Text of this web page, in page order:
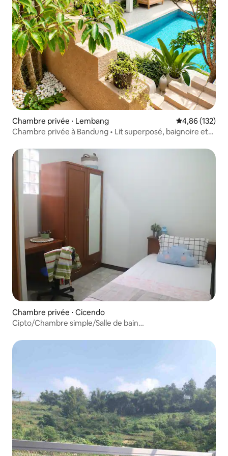
Chambre privée ⋅ Lembang Évaluation
4,86 (132)
Chambre privée à Bandung • Lit superposé, baignoire et
Chambre privée ⋅ Cicendo
Cipto/Chambre simple/Salle de bain